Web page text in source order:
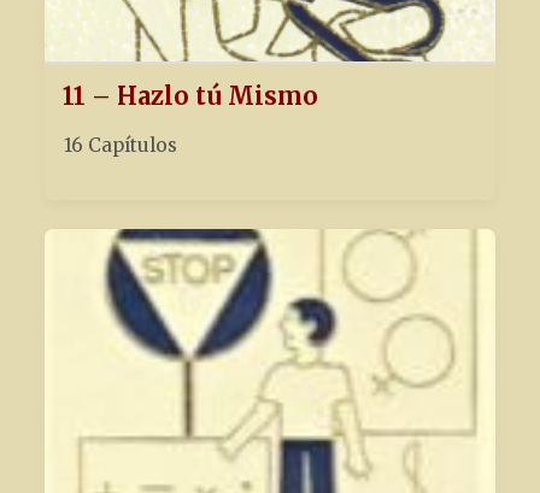
11 – Hazlo tú Mismo
16 Capítulos